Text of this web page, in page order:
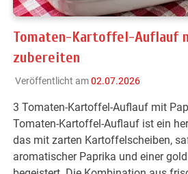
Tomaten-Kartoffel-Auflauf
zubereiten
Veröffentlicht am02.07.2026
3 Tomaten-Kartoffel-Auflauf mit
Tomaten-Kartoffel-Auflauf ist ein
das mit zarten Kartoffelscheiben,
aromatischer Paprika und einer